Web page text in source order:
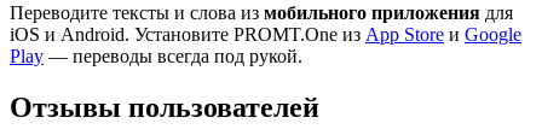
Переводите тексты и слова из мобильного приложения для
iOS и Android. Установите PROMT.One из App Store и Google
Play — переводы всегда под рукой.
Отзывы пользователей